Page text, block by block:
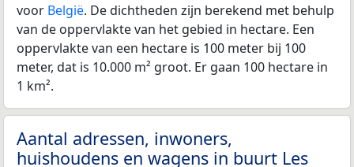
voor België. De dichtheden zijn berekend met behulp
van de oppervlakte van het gebied in hectare. Een
oppervlakte van een hectare is 100 meter bij 100
meter, dat is 10.000 m² groot. Er gaan 100 hectare in
1 km².
Aantal adressen, inwoners,
huishoudens en wagens in buurt Les